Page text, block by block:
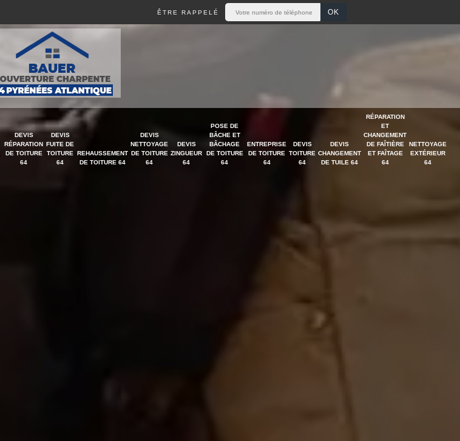
ÊTRE RAPPELÉ
DEVIS
RÉPARATION
DE TOITURE
64
DEVIS
FUITE DE
TOITURE
64
REHAUSSEMENT
DE TOITURE 64
DEVIS
NETTOYAGE
DE TOITURE
64
DEVIS
ZINGUEUR
64
POSE DE
BÂCHE ET
BÂCHAGE
DE TOITURE
64
ENTREPRISE
DE TOITURE
64
DEVIS
TOITURE
64
DEVIS
CHANGEMENT
DE TUILE 64
RÉPARATION
ET
CHANGEMENT
DE FAÎTIÈRE
ET FAÎTAGE
64
NETTOYAGE
EXTÉRIEUR
64